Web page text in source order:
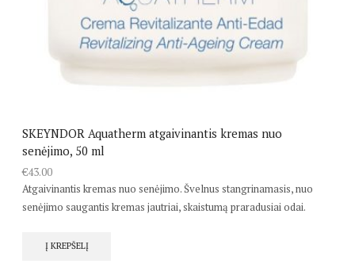
SKEYNDOR Aquatherm atgaivinantis kremas nuo
senėjimo, 50 ml
€43.00
Atgaivinantis kremas nuo senėjimo. Švelnus stangrinamasis, nuo
senėjimo saugantis kremas jautriai, skaistumą praradusiai odai.
Į KREPŠELĮ